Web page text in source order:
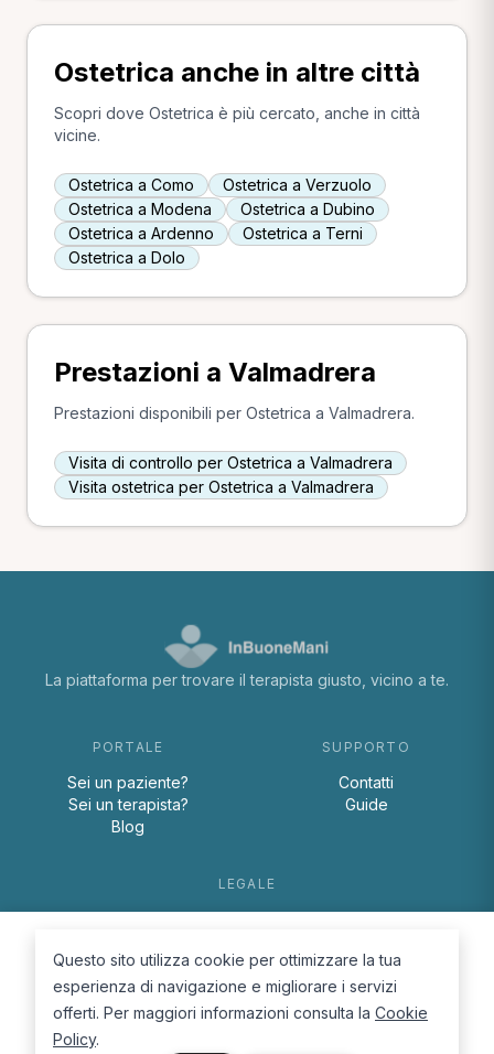
Ostetrica anche in altre città
Scopri dove Ostetrica è più cercato, anche in città
vicine.
Ostetrica a Como
Ostetrica a Verzuolo
Ostetrica a Modena
Ostetrica a Dubino
Ostetrica a Ardenno
Ostetrica a Terni
Ostetrica a Dolo
Prestazioni a Valmadrera
Prestazioni disponibili per Ostetrica a Valmadrera.
Visita di controllo per Ostetrica a Valmadrera
Visita ostetrica per Ostetrica a Valmadrera
La piattaforma per trovare il terapista giusto, vicino a te.
PORTALE
Sei un paziente?
Sei un terapista?
Blog
SUPPORTO
Contatti
Guide
LEGALE
Cookie Policy
Questo sito utilizza cookie per ottimizzare la tua
esperienza di navigazione e migliorare i servizi
offerti. Per maggiori informazioni consulta la Cookie
Policy.